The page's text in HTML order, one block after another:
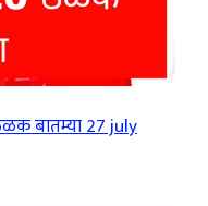
बातम्या 27 july